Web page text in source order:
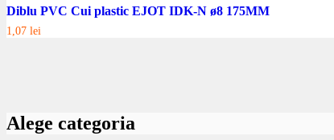
Diblu PVC Cui plastic EJOT IDK-N ø8 175MM
1,07 lei
Alege categoria